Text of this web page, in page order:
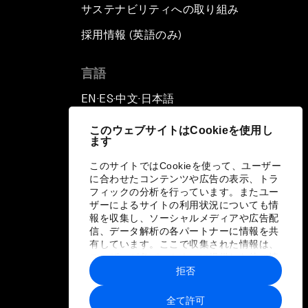
このウェブサイトはCookieを使用し
ます
このサイトではCookieを使って、ユーザー
に合わせたコンテンツや広告の表示、トラ
フィックの分析を行っています。またユー
ザーによるサイトの利用状況についても情
報を収集し、ソーシャルメディアや広告配
信、データ解析の各パートナーに情報を共
有しています。ここで収集された情報は、
ユーザーが各パートナーに提供した他の情
報や各パートナーのサービスを使用した際
に収集された情報と組み合わされ、各パー
トナーによって使用されることがありま
全て許可
拒否
サステナビリティへの取り組み
採用情報 (英語のみ)
言語
EN ▪ ES▪中文▪ 日本語